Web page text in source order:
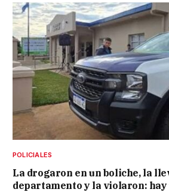
POLICIALES
La drogaron en un boliche, la
departamento y la violaron: hay